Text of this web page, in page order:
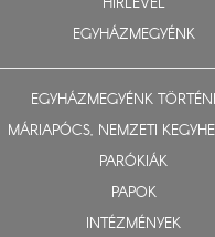
HÍRLEVÉL
EGYHÁZMEGYÉNK
EGYHÁZMEGYÉNK
MÁRIAPÓCS, NEMZETI
PARÓKIÁK
PAPOK
INTÉZMÉNYEK